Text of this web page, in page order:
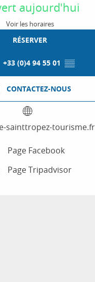
aujourd'hui
Voir les horaires
RÉSERVER
+33 (0)4 94 55 01 ▒▒
CONTACTEZ-NOUS
sainttropez-tourisme.fr
Page Facebook
Page Tripadvisor